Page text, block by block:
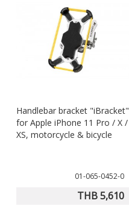
Handlebar bracket "iBracket"
for Apple iPhone 11 Pro / X /
XS, motorcycle & bicycle
01-065-0452-0
THB 5,610